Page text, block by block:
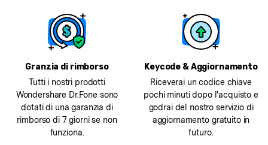
Granzia di rimborso
Tutti i nostri prodotti
Wondershare Dr.Fone sono
dotati di una garanzia di
rimborso di 7 giorni se non
funziona.
Keycode & Aggiornamento
Riceverai un codice chiave
pochi minuti dopo l'acquisto e
godrai del nostro servizio di
aggiornamento gratuito in
futuro.